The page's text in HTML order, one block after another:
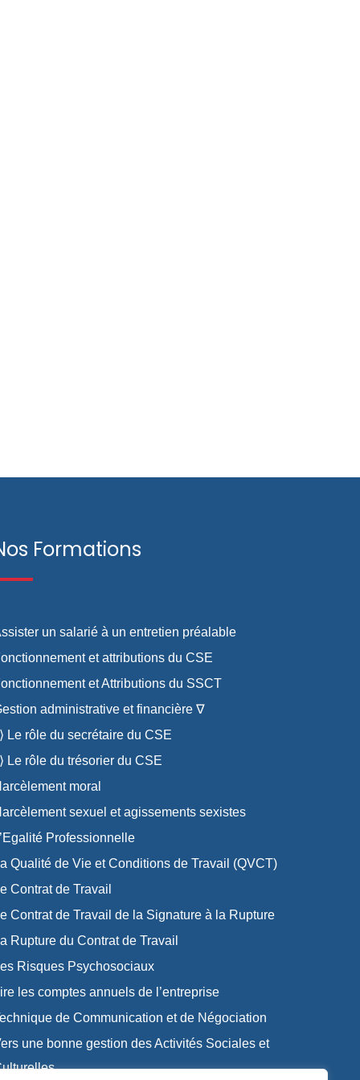
Formations
un salarié à un entretien préalable
et attributions du CSE
et Attributions du SSCT
administrative et financière ∇
Le rôle du secrétaire du CSE
Le rôle du trésorier du CSE
moral
sexuel et agissements sexistes
Professionnelle
Qualité de Vie et Conditions de Travail (QVCT)
Contrat de Travail
Contrat de Travail de la Signature à la Rupture
Rupture du Contrat de Travail
Risques Psychosociaux
les comptes annuels de l’entreprise
de Communication et de Négociation
une bonne gestion des Activités Sociales et